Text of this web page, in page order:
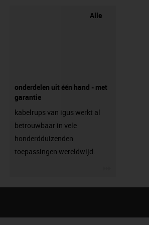
Alle
onderdelen uit één hand - met
garantie
kabelrups van igus werkt al
betrouwbaar in vele
honderdduizenden
toepassingen wereldwijd.